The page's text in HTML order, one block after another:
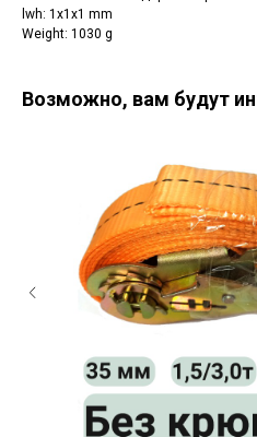
lwh: 1x1x1 mm
Weight: 1030 g
Возможно, вам будут